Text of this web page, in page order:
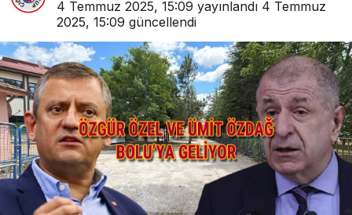
4 Temmuz 2025, 15:09 yayınlandı 4 Temmuz
2025, 15:09 güncellendi